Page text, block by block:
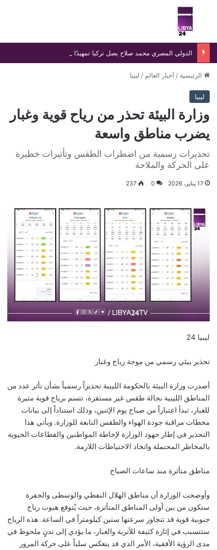
بحث عن
الرئيسية / أخبار العالم / ليبيا
ليبيا
وزارة البيئة تحذر من رياح قوية وغبار
يضرب مناطق واسعة
تحذيرات رسمية من اضطراب الطقس وتأثيرات خطيرة
على الحركة والملاحة
17 يناير، 2026 0
237
ليبيا 24
تحذير بيئي رسمي من موجة رياح وغبار
أصدرت وزارة البيئة بالحكومة الليبية تحذيراً رسمياً بشأن تأثر عدد من
المناطق الليبية بحالة طقس غير مستقرة، تتسم برياح قوية مثيرة
للغبار، تبدأ اعتباراً من صباح يوم الإثنين، وذلك استناداً إلى بيانات
محطات مراقبة جودة الهواء والطقس التابعة للوزارة. ويأتي هذا
التحذير في إطار جهود الوزارة لإحاطة المواطنين والقطاعات الحيوية
بالمخاطر المحتملة واتخاذ الاحتياطات اللازمة.
مناطق متأثرة منذ ساعات الصباح
وأوضحت الوزارة أن مناطق الهلال النفطي والوسطى والجفرة
ستكون من بين أولى المناطق المتأثرة، حيث يُتوقع هبوب رياح
جنوبية قوية قد تتجاوز سرعتها ستين كيلومتراً في الساعة. هذه الرياح
ستتسبب في إثارة كثيفة للأتربة والغبار، ما يؤدي إلى تدنٍ ملحوظ في
مدى الرؤية الأفقية، الأمر الذي قد ينعكس سلباً على حركة المرور